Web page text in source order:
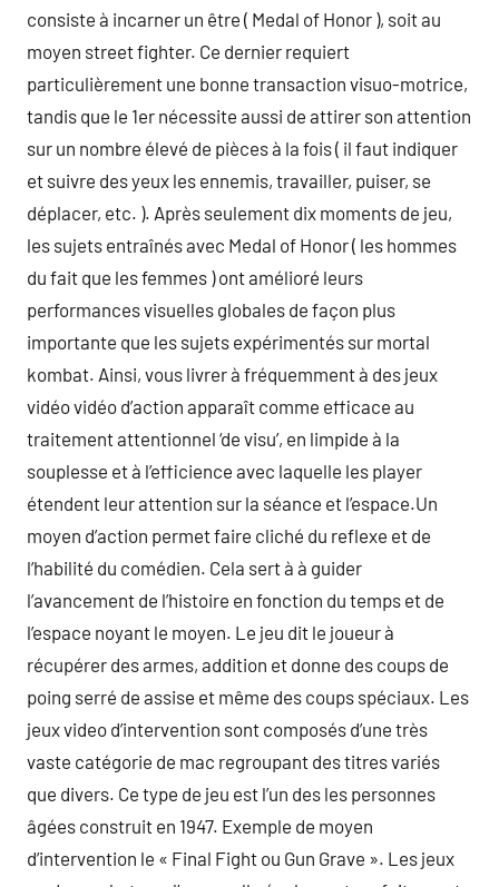
consiste à incarner un être ( Medal of Honor ), soit au
moyen street fighter. Ce dernier requiert
particulièrement une bonne transaction visuo-motrice,
tandis que le 1er nécessite aussi de attirer son attention
sur un nombre élevé de pièces à la fois ( il faut indiquer
et suivre des yeux les ennemis, travailler, puiser, se
déplacer, etc. ). Après seulement dix moments de jeu,
les sujets entraînés avec Medal of Honor ( les hommes
du fait que les femmes ) ont amélioré leurs
performances visuelles globales de façon plus
importante que les sujets expérimentés sur mortal
kombat. Ainsi, vous livrer à fréquemment à des jeux
vidéo vidéo d’action apparaît comme efficace au
traitement attentionnel ‘de visu’, en limpide à la
souplesse et à l’efficience avec laquelle les player
étendent leur attention sur la séance et l’espace.Un
moyen d’action permet faire cliché du reflexe et de
l’habilité du comédien. Cela sert à à guider
l’avancement de l’histoire en fonction du temps et de
l’espace noyant le moyen. Le jeu dit le joueur à
récupérer des armes, addition et donne des coups de
poing serré de assise et même des coups spéciaux. Les
jeux video d’intervention sont composés d’une très
vaste catégorie de mac regroupant des titres variés
que divers. Ce type de jeu est l’un des les personnes
âgées construit en 1947. Exemple de moyen
d’intervention le « Final Fight ou Gun Grave ». Les jeux